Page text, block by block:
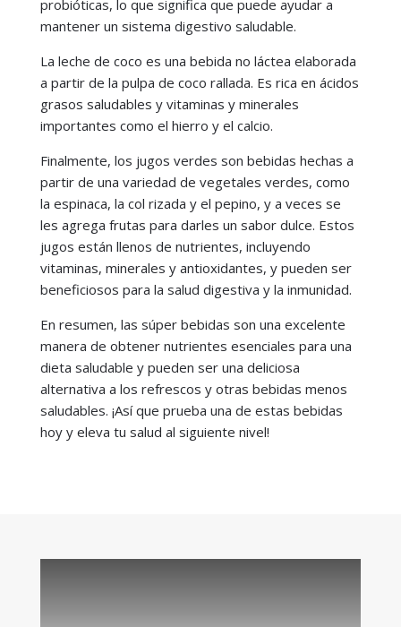
probióticas, lo que significa que puede ayudar a
mantener un sistema digestivo saludable.
La leche de coco es una bebida no láctea elaborada
a partir de la pulpa de coco rallada. Es rica en ácidos
grasos saludables y vitaminas y minerales
importantes como el hierro y el calcio.
Finalmente, los jugos verdes son bebidas hechas a
partir de una variedad de vegetales verdes, como
la espinaca, la col rizada y el pepino, y a veces se
les agrega frutas para darles un sabor dulce. Estos
jugos están llenos de nutrientes, incluyendo
vitaminas, minerales y antioxidantes, y pueden ser
beneficiosos para la salud digestiva y la inmunidad.
En resumen, las súper bebidas son una excelente
manera de obtener nutrientes esenciales para una
dieta saludable y pueden ser una deliciosa
alternativa a los refrescos y otras bebidas menos
saludables. ¡Así que prueba una de estas bebidas
hoy y eleva tu salud al siguiente nivel!